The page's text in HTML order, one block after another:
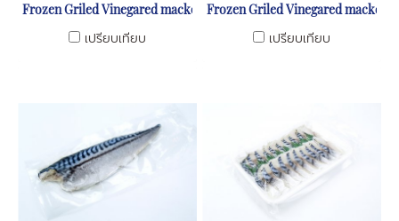
Frozen Griled Vinegared mackerel fillet
เปรียบเทียบ
Frozen Griled Vinegared mackerel
เปรียบเทียบ